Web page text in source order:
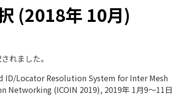
(2018年 10月)
れました。
ID/Locator Resolution System for Inter Mesh
Networking (ICOIN 2019), 2019年 1月9～11日